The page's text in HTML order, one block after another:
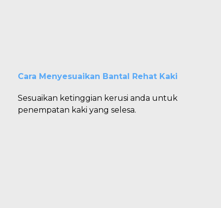
Cara Menyesuaikan Bantal Rehat Kaki
Sesuaikan ketinggian kerusi anda untuk
penempatan kaki yang selesa.